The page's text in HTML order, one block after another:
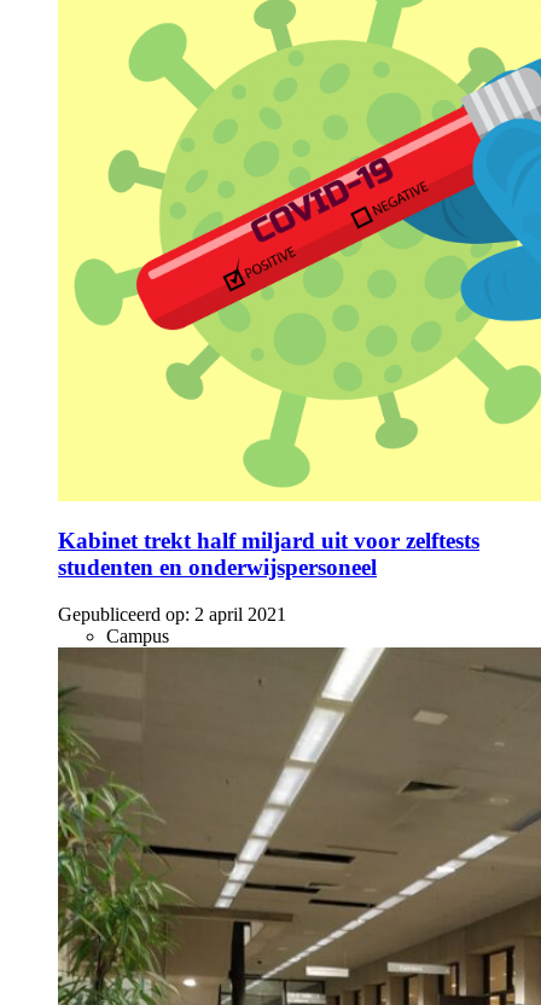
Kabinet trekt half miljard uit voor zelftests
studenten en onderwijspersoneel
Gepubliceerd op: 2 april 2021
Campus